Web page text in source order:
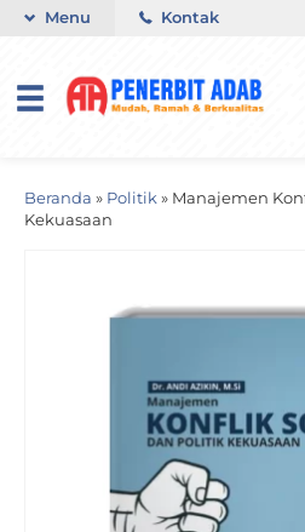
Menu Kontak
Beranda » Politik » Manajemen
Kekuasaan